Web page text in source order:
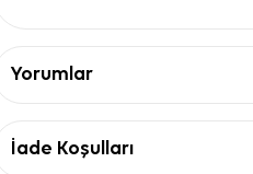
Yorumlar
İade Koşulları